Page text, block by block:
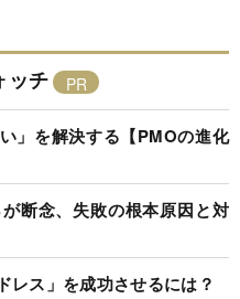
ッチ
」を解決する【PMOの進化
断念、失敗の根本原因と対
レス」を成功させるには？